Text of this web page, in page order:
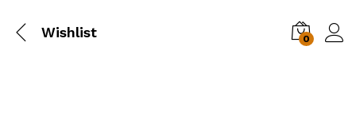
Wishlist 0